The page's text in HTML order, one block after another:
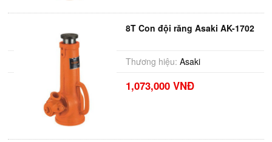
8T Con đội răng Asaki AK-1702
Thương hiệu: Asaki
1,073,000 VNĐ